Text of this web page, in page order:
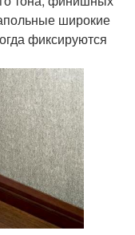
широкие
фиксируются